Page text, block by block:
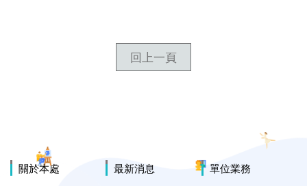
回上一頁
關於本處 最新消息 單位業務